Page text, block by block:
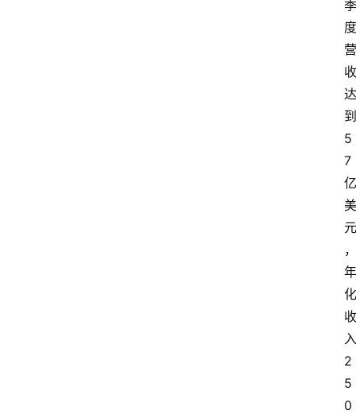
季
度
营
收
达
到
5
7
亿
美
元
，
年
化
收
入
2
5
0